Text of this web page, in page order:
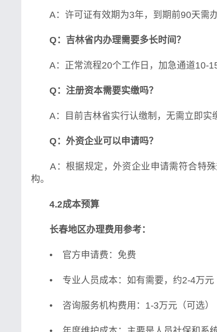
A：许可证有效期为3年，到期前90天需
Q：吉林省内办理需要多长时间？
A：正常流程20个工作日，加急通道10-
Q：注册资本需要实缴吗？
A：目前吉林省实行认缴制，无需立即实
Q：外资企业可以申请吗？
A：根据规定，外资企业申请需符合特殊
构。
4.2成本预算
长春地区办理费用参考：
• 官方申请费：免费
• 专业人员成本：如有需要，约2-4万元
• 咨询服务机构费用：1-3万元（可选）